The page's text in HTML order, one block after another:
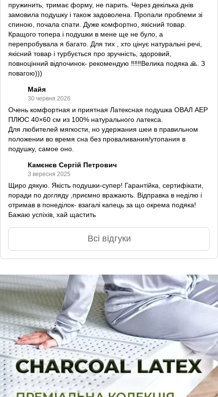
пружинить, тримає форму, не парить. Через декілька днів
замовила подушку і також задоволена. Пропали проблеми зі
спиною, почала спати. Дуже комфортно, якісний товар.
Кращого топера і подушки в мене ще не було, а
перепробувала я багато. Для тих , хто цінує натуральні речі,
якісний товар і турбується про зручність, здоровий,
повноцінний відпочинок- рекомендую ‼️‼️‼️Велика подяка 🙏. З
повагою)))
Майя
30 червня 2026
Очень комфортная и приятная Латексная подушка ОВАЛ АЕР
ПЛЮС 40×60 см из 100% натурального латекса.
Для любителей мягкости, но удержания шеи в правильном
положении во время сна без проваливания/утопания в
подушку, самое оно.
Камєнєв Сергій Петрович
3 вересня 2025
Щиро дякую. Якість подушки-супер! Гарантійка, сертифікати,
поради по догляду ,приємно вражають. Відправка в неділю і
отримав в понеділок- взагалі капець за що окрема подяка!
Бажаю успіхів, хай щастить
Всі відгуки